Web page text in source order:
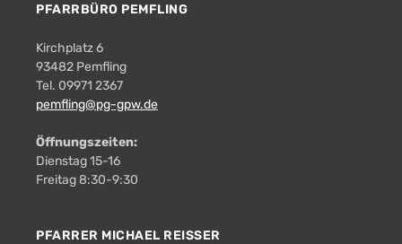
PFARRBÜRO PEMFLING
Kirchplatz 6
93482 Pemfling
Tel. 09971 2367
pemfling@pg-gpw.de
Öffnungszeiten:
Dienstag 15-16
Freitag 8:30-9:30
PFARRER MICHAEL REISSER